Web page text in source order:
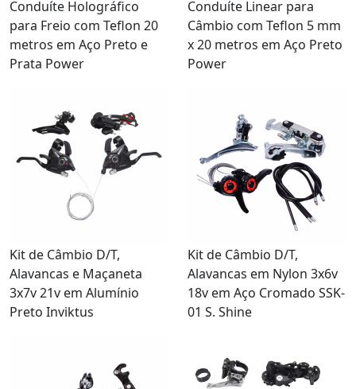
Conduíte Holográfico
para Freio com Teflon 20
metros em Aço Preto e
Prata Power
Conduíte Linear para
Câmbio com Teflon 5 mm
x 20 metros em Aço Preto
Power
Kit de Câmbio D/T,
Alavancas e Maçaneta
3x7v 21v em Alumínio
Preto Inviktus
Kit de Câmbio D/T,
Alavancas em Nylon 3x6v
18v em Aço Cromado SSK-
01 S. Shine